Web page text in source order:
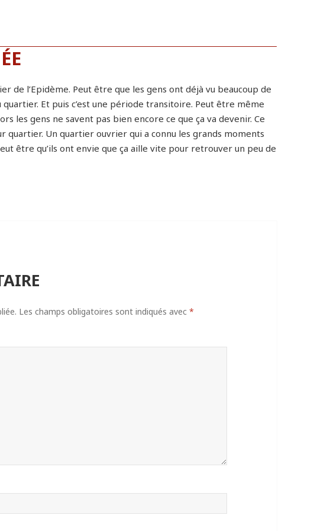
de l’Epidème. Peut être que les gens ont déjà vu beaucoup de
Et puis c’est une période transitoire. Peut être même
les gens ne savent pas bien encore ce que ça va devenir. Ce
quartier. Un quartier ouvrier qui a connu les grands moments
être qu’ils ont envie que ça aille vite pour retrouver un peu de
Les champs obligatoires sont indiqués avec*